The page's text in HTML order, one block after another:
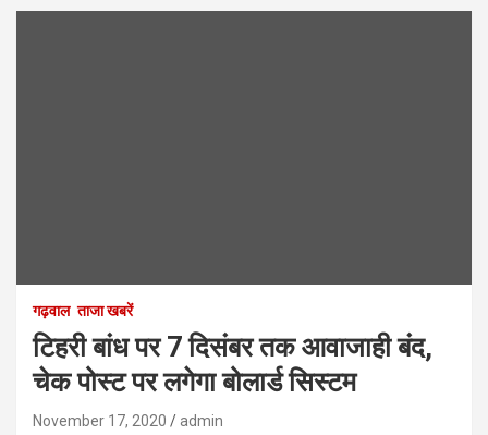
गढ़वाल ताजा खबरें
टिहरी बांध पर 7 दिसंबर तक आवाजाही बंद,
चेक पोस्ट पर लगेगा बोलार्ड सिस्टम
November 17, 2020 admin